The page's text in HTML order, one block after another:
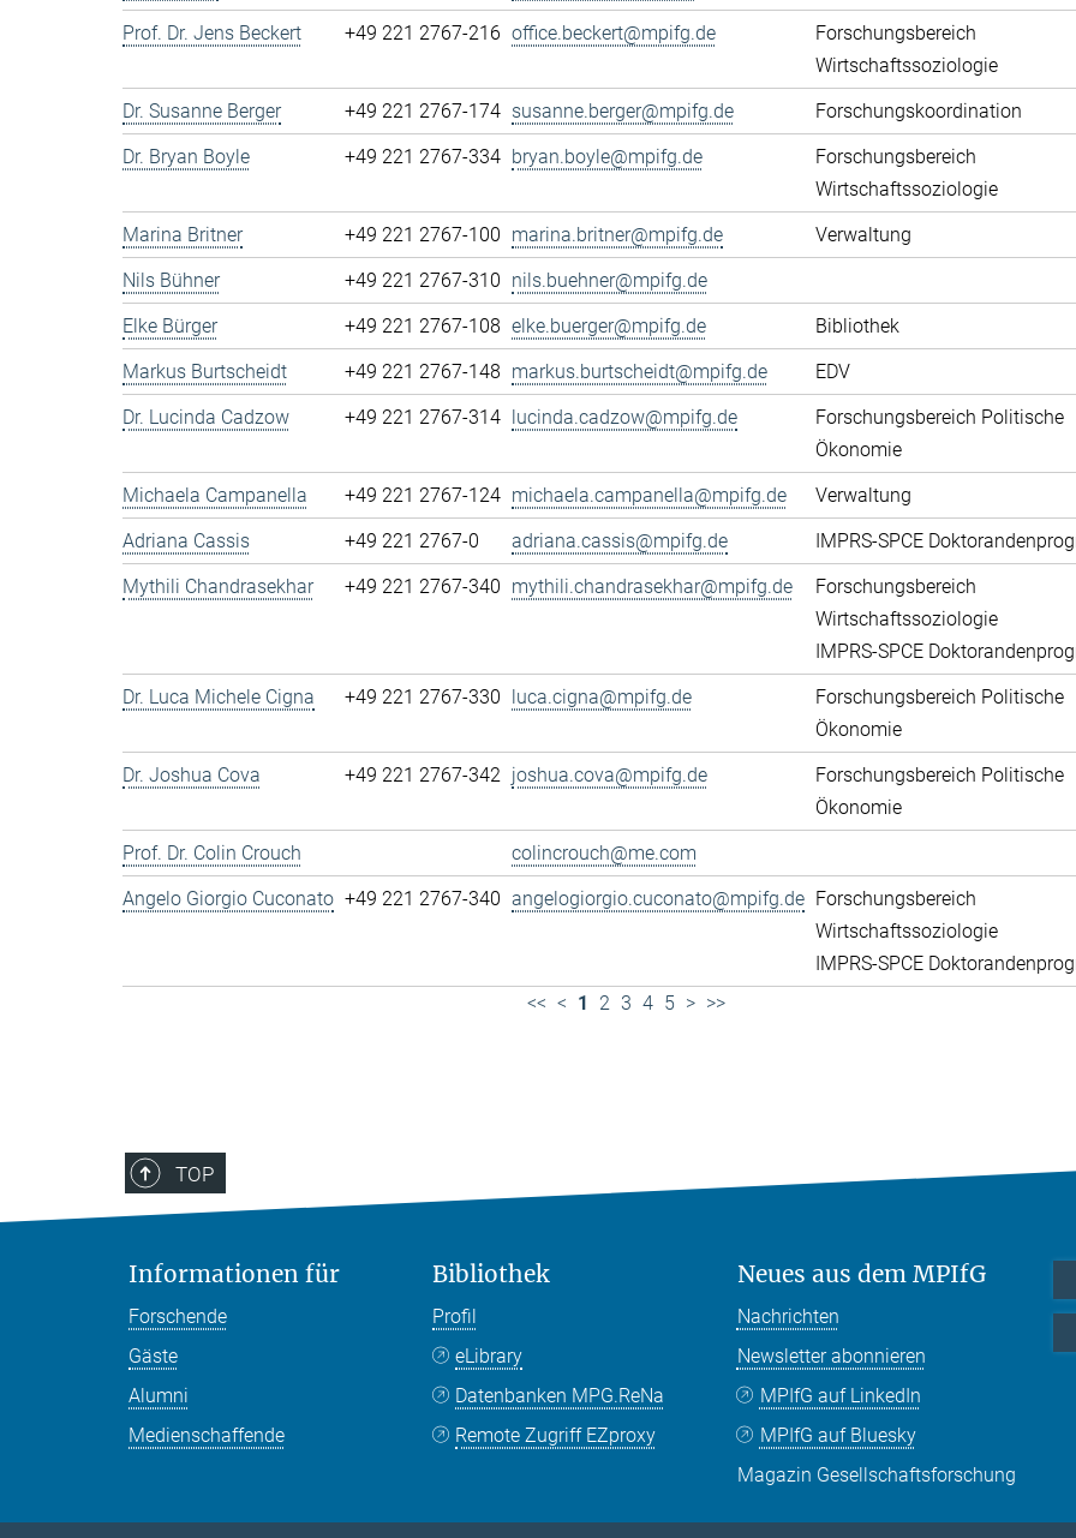
Prof. Dr. Jens Beckert
+49 221 2767-216 office.beckert@mpifg.de
Forschungsbereich
Wirtschaftssoziologie
Dr. Susanne Berger
+49 221 2767-174 susanne.berger@mpifg.de
Forschungskoordination
Dr. Bryan Boyle
+49 221 2767-334 bryan.boyle@mpifg.de
Forschungsbereich
Wirtschaftssoziologie
Marina Britner
+49 221 2767-100 marina.britner@mpifg.de
Verwaltung
Nils Bühner
+49 221 2767-310 nils.buehner@mpifg.de
Elke Bürger
+49 221 2767-108 elke.buerger@mpifg.de
Bibliothek
Markus Burtscheidt
+49 221 2767-148 markus.burtscheidt@mpifg.de
EDV
Dr. Lucinda Cadzow
+49 221 2767-314 lucinda.cadzow@mpifg.de
Forschungsbereich Politische
Ökonomie
Michaela Campanella
+49 221 2767-124 michaela.campanella@mpifg.de
Verwaltung
Adriana Cassis
+49 221 2767-0 adriana.cassis@mpifg.de
IMPRS-SPCE
Mythili Chandrasekhar
+49 221 2767-340 mythili.chandrasekhar@mpifg.de
Forschungsbereich
Wirtschaftssoziologie
IMPRS-SPCE
Dr. Luca Michele Cigna
+49 221 2767-330 luca.cigna@mpifg.de
Forschungsbereich Politische
Ökonomie
Dr. Joshua Cova
+49 221 2767-342 joshua.cova@mpifg.de
Forschungsbereich Politische
Ökonomie
Prof. Dr. Colin Crouch
colincrouch@me.com
Angelo Giorgio Cuconato +49 221 2767-340 angelogiorgio.cuconato@mpifg.de Forschungsbereich
Wirtschaftssoziologie
IMPRS-SPCE
<< < 1 2 3 4 5 > >>
TOP
Informationen für
Forschende
Gäste
Alumni
Medienschaffende
Bibliothek
Profil
eLibrary
Datenbanken MPG.ReNa
Remote Zugriff EZproxy
Neues aus dem MPIfG
Nachrichten
Newsletter abonnieren
MPIfG auf LinkedIn
MPIfG auf Bluesky
Magazin Gesellschaftsforschung